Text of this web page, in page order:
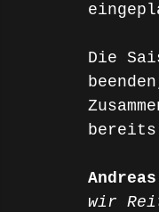
Die
bereits
wir